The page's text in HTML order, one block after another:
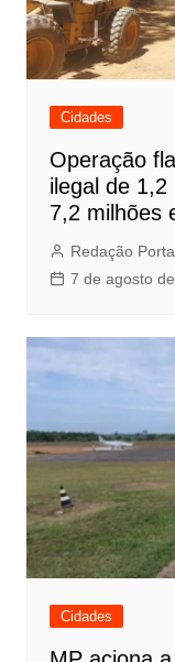
Cidades
Operação
ilegal de
7,2 milhões
Redação
7 de agosto
Cidades